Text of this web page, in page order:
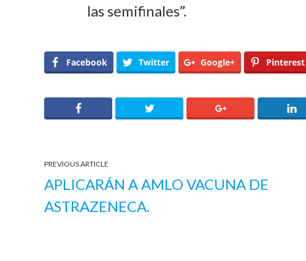
las semifinales”.
Facebook Twitter Google+ Pinterest
PREVIOUS ARTICLE
APLICARÁN A AMLO VACUNA DE
ASTRAZENECA.